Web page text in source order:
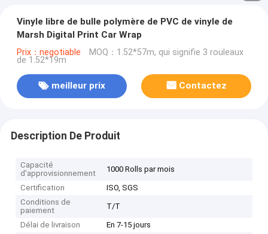
Vinyle libre de bulle polymère de PVC de vinyle de
Marsh Digital Print Car Wrap
Prix：negotiable MOQ：1.52*57m, qui signifie 3 rouleaux
de 1.52*19m
meilleur prix Contactez
Description De Produit
Capacité
d'approvisionnement
1000 Rolls par mois
Certification
ISO, SGS
Conditions de
paiement
T/T
Délai de livraison
En 7-15 jours